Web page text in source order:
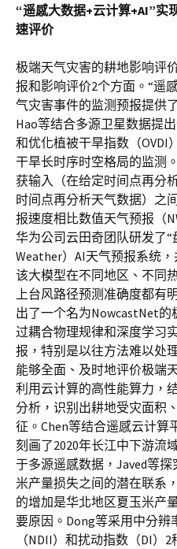
“遥感大数据+云计算+AI”实
速评价
极端天气灾害的耕地影响评
报和影响评价2个方面。“遥
气灾害事件的监测预报提供
Hao等结合多源卫星数据提
和优化植被干旱指数（OVDI
干旱长时序时空格局的监测
获输入（在给定时间点再分
时间点再分析天气数据）之
报速度相比数值天气预报（
华为公司云田奇团队研发了“
Weather）AI天气预报系统，
该大模型在不同地区、不同
上台风路径预测准确度都有
出了一个名为NowcastNet
过耦合物理规律和深度学习
报，特别是以往方法难以处
能够全面、及时地评价极端
利用云计算的高性能算力，
分析，识别出耕地受灾面积
征。Chen等结合遥感云计算
刻画了2020年长江中下游流
于多源遥感数据，Javed等
米产量损失之间的潜在联系
的增加是华北地区夏玉米产
要原因。Dong等采用中分
（NDII）和扰动指数（DI）